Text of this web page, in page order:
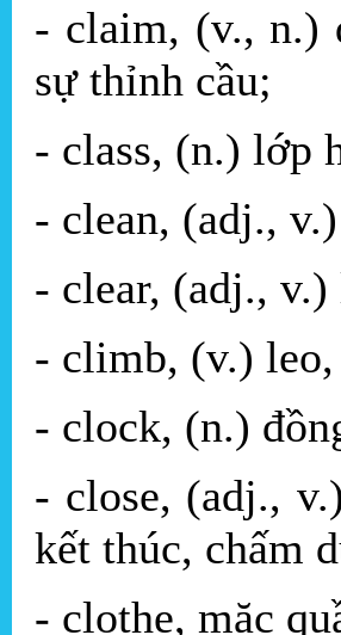
- claim, (v., n.)
sự thỉnh cầu;
- class, (n.) lớp
- clean, (adj.,
- clear, (adj.,
- climb, (v.) leo,
- clock, (n.)
- close, (adj.,
kết thúc, chấm
- clothe, mặc